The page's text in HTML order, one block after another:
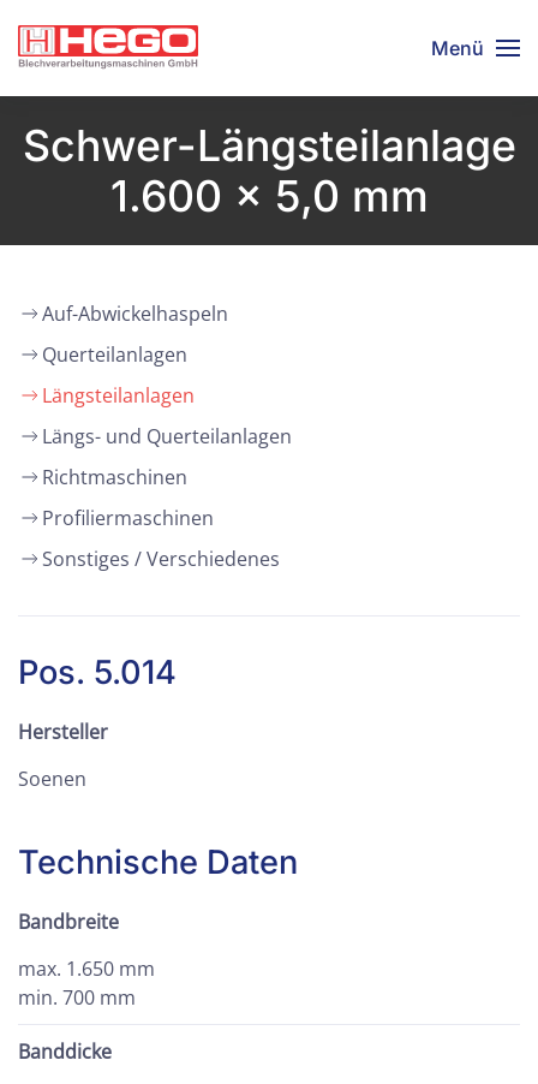
Menü
Schwer-Längsteilanlage
1.600 x 5,0 mm
Auf-Abwickelhaspeln
Querteilanlagen
Längsteilanlagen
Längs- und Querteilanlagen
Richtmaschinen
Profiliermaschinen
Sonstiges / Verschiedenes
Pos. 5.014
Hersteller
Soenen
Technische Daten
Bandbreite
max. 1.650 mm
min. 700 mm
Banddicke